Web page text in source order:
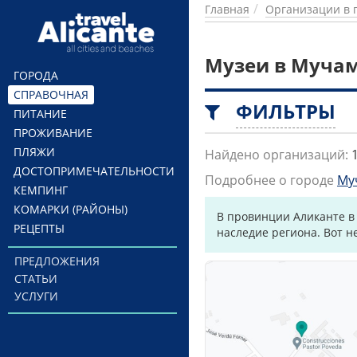
Перейти к основному содержанию
ГОРОДА
СПРАВОЧНАЯ
ПИТАНИЕ
ПРОЖИВАНИЕ
ПЛЯЖИ
ДОСТОПРИМЕЧАТЕЛЬНОСТИ
КЕМПИНГ
КОМАРКИ (РАЙОНЫ)
РЕЦЕПТЫ
ПРЕДЛОЖЕНИЯ
СТАТЬИ
УСЛУГИ
Главная Организации в
Музеи в
ФИЛЬТРЫ
Найдено организаций: 1
Подробнее о городе
В провинции Аликанте
наследие региона. Вот